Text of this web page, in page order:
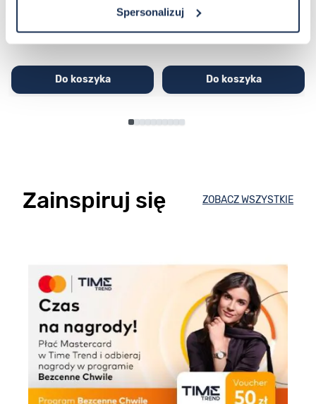
Spersonalizuj
Do koszyka
296,00 zł
Do koszyka
Zainspiruj się ZOBACZ WSZYSTKIE